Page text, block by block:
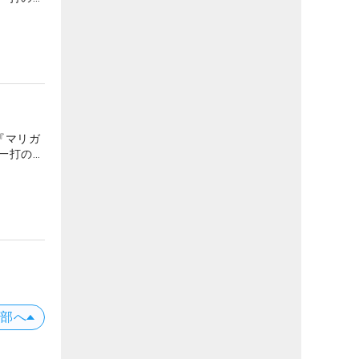
マリガ
打の地
へ